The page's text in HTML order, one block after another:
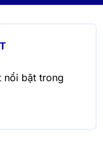
nổi bật trong